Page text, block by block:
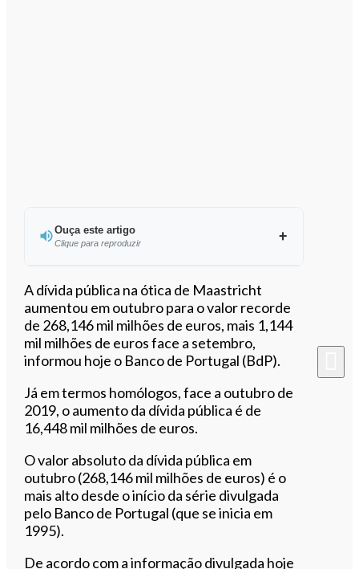
Ouça este artigo
Clique para reproduzir
Ouvir este artigo
A dívida pública na ótica de Maastricht
aumentou em outubro para o valor recorde
de 268,146 mil milhões de euros, mais 1,144
mil milhões de euros face a setembro,
informou hoje o Banco de Portugal (BdP).
Já em termos homólogos, face a outubro de
2019, o aumento da dívida pública é de
16,448 mil milhões de euros.
O valor absoluto da dívida pública em
outubro (268,146 mil milhões de euros) é o
mais alto desde o início da série divulgada
pelo Banco de Portugal (que se inicia em
1995).
De acordo com a informação divulgada hoje